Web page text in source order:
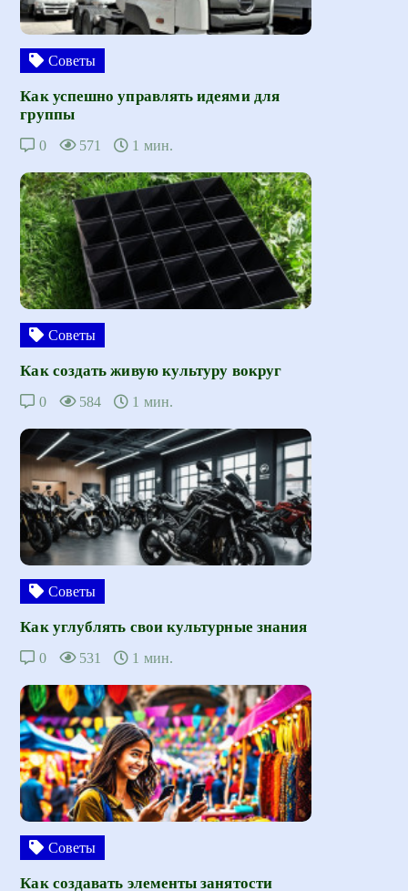
Советы
Как успешно управлять идеями для
группы
0 571 1 мин.
Советы
Как создать живую культуру вокруг
0 584 1 мин.
Советы
Как углублять свои культурные знания
0 531 1 мин.
Советы
Как создавать элементы занятости